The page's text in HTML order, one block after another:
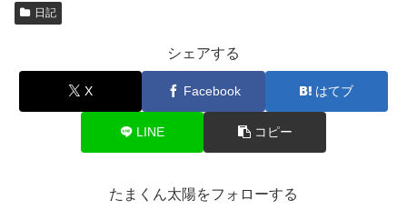
日記
シェアする
X Facebook はてブ
LINE コピー
たまくん太陽をフォローする